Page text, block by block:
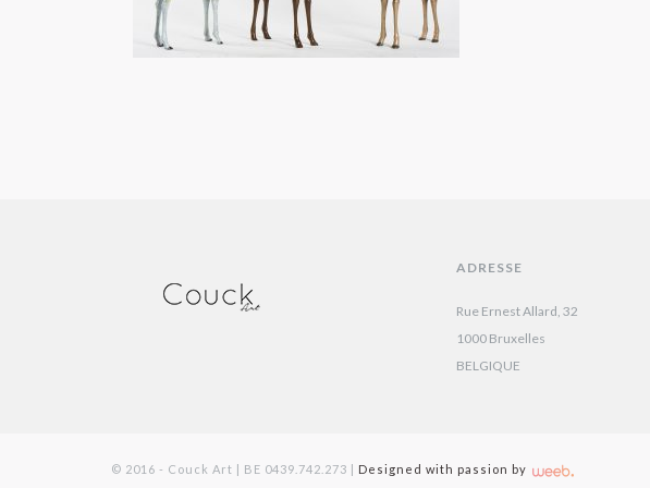
ADRESSE
Rue Ernest Allard, 32
1000 Bruxelles
BELGIQUE
© 2016 - Couck Art | BE 0439.742.273 | Designed with passion by